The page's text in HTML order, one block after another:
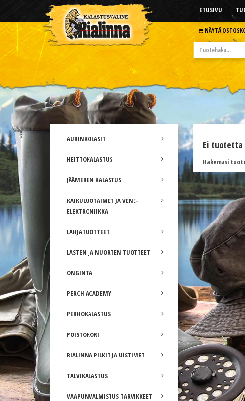
ETUSIVU
NÄYTÄ
AURINKOLASIT
HEITTOKALASTUS
JÄÄMEREN KALASTUS
KAIKULUOTAIMET JA VENE-
ELEKTRONIIKKA
LAHJATUOTTEET
LASTEN JA NUORTEN TUOTTEET
ONGINTA
PERCH ACADEMY
PERHOKALASTUS
POISTOKORI
RIALINNA PILKIT JA UISTIMET
TALVIKALASTUS
VAAPUNVALMISTUS TARVIKKEET
Ei tuotetta
Hakemasi